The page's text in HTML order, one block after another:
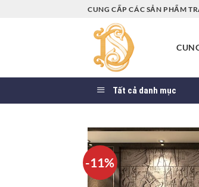
CUNG CẤP CÁC SẢN PHẨM
Tất cả danh mục
-11%